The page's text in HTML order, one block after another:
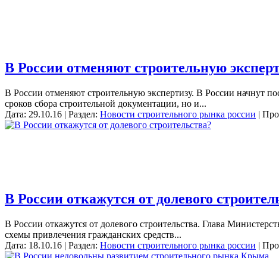
В России отменяют строительную
В России отменяют строительную экспертизу. В России начнут
сроков сбора строительной документации, но и...
Дата: 29.10.16 | Раздел: Новости строительного рынка россии |
В России откажутся от долевого
В России откажутся от долевого строительства. Глава
схемы привлечения гражданских средств...
Дата: 18.10.16 | Раздел: Новости строительного рынка россии |